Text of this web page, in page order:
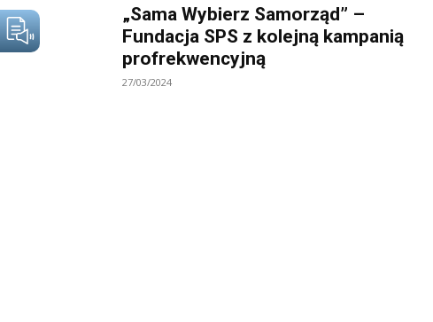
„Sama Wybierz Samorząd” –
Fundacja SPS z kolejną kampanią
profrekwencyjną
27/03/2024